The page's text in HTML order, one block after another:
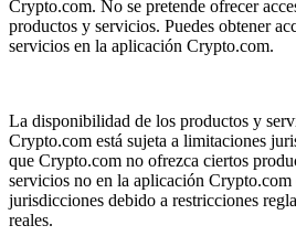
Crypto.com. No se pretende ofrecer
productos y servicios. Puedes obtener
servicios en la aplicación Crypto.com.
La disponibilidad de los productos y
Crypto.com está sujeta a limitaciones
que Crypto.com no ofrezca ciertos
servicios no en la aplicación Crypto.com
jurisdicciones debido a restricciones
reales.